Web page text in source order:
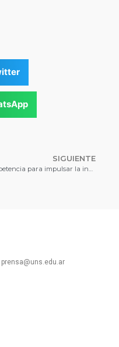
SIGUIENTE
prensa@uns.edu.ar